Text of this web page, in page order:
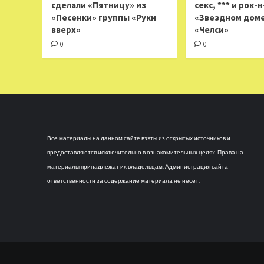
сделали «Пятницу» из
«Песенки» группы «Руки
вверх»
0
секс, *** и рок-
«Звездном
«Челси»
0
Все материалы на данном сайте взяты из открытых источников и
предоставляются исключительно в ознакомительных целях. Права на
материалы принадлежат их владельцам. Администрация сайта
ответственности за содержание материала не несет.